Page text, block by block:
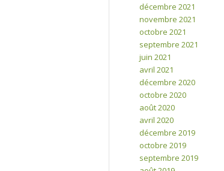
décembre 2021
novembre 2021
octobre 2021
septembre 2021
juin 2021
avril 2021
décembre 2020
octobre 2020
août 2020
avril 2020
décembre 2019
octobre 2019
septembre 2019